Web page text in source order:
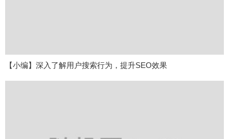
【小编】深入了解用户搜索行为，提升SEO效果